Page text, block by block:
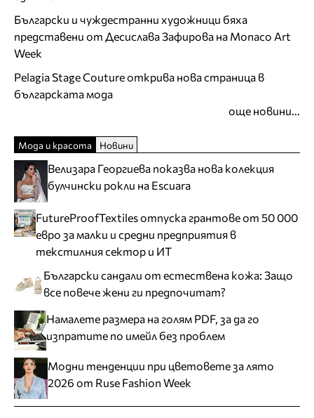
Български и чуждестранни художници бяха
представени от Десислава Зафирова на Monaco Art
Week
Pelagia Stage Couture открива нова страница в
българската мода
още новини...
Мода и красота Новини
Велизара Георгиева показва нова колекция
булчински рокли на Escuara
FutureProofTextiles отпуска грантове от 50 000
евро за малки и средни предприятия в
текстилния сектор и ИТ
Български сандали от естествена кожа: Защо
все повече жени ги предпочитат?
Намалете размера на голям PDF, за да го
изпратите по имейл без проблем
Модни тенденции при цветовете за лято
2026 от Ruse Fashion Week